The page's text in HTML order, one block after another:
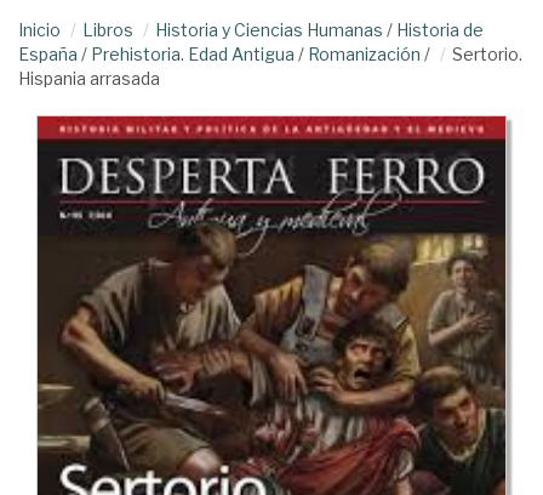
Inicio Libros Historia y Ciencias Humanas / Historia de
España / Prehistoria. Edad Antigua / Romanización /
Sertorio.
Hispania arrasada